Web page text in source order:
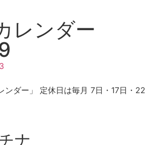
レンダー
ンダー」 定休日は毎月 7日・17日・22
ナ